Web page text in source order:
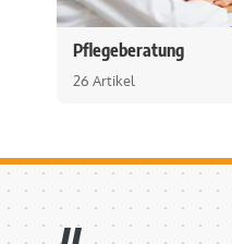
Pflegeberatung
26 Artikel